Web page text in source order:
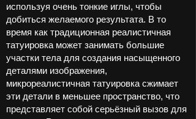
используя очень тонкие иглы, чтобы
добиться желаемого результата. В то
время как традиционная реалистичная
татуировка может занимать большие
участки тела для создания насыщенного
деталями изображения,
микрореалистичная татуировка сжимает
эти детали в меньшее пространство, что
представляет собой серьёзный вызов для